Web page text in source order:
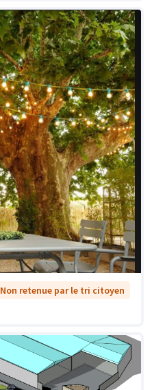
Non retenue par le tri citoyen